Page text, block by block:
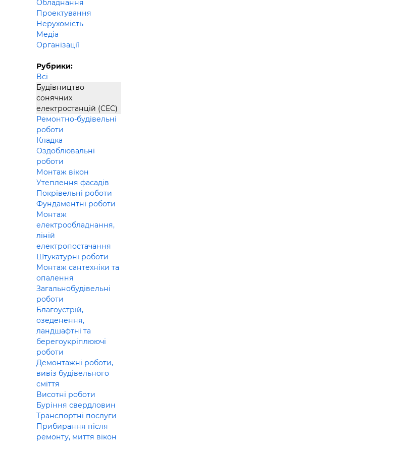
Обладнання
Проектування
Нерухомість
Медіа
Організації
Рубрики:
Всі
Будівництво
сонячних
електростанцій (СЕС)
Ремонтно-будівельні
роботи
Кладка
Оздоблювальні
роботи
Монтаж вікон
Утеплення фасадів
Покрівельні роботи
Фундаментні роботи
Монтаж
електрообладнання,
ліній
електропостачання
Штукатурні роботи
Монтаж сантехніки та
опалення
Загальнобудівельні
роботи
Благоустрій,
озеденення,
ландшафтні та
берегоукріплюючі
роботи
Демонтажні роботи,
вивіз будівельного
сміття
Висотні роботи
Буріння свердловин
Транспортні послуги
Прибирання після
ремонту, миття вікон